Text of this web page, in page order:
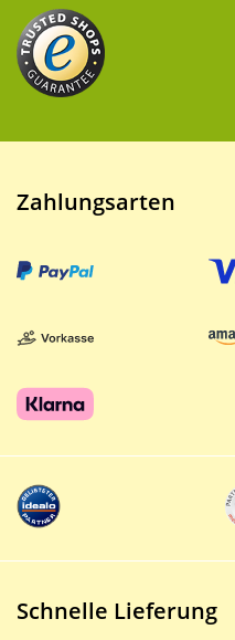
Zahlungsarten
Schnelle Lieferung